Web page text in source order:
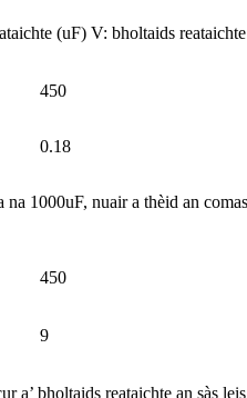
(uF) V: bholtaids
450
0.18
1000uF, nuair a thèid an
450
9
a’ bholtaids reataichte an sàs